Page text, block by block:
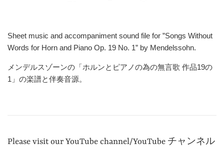
Sheet music and accompaniment sound file for ”Songs Without
Words for Horn and Piano Op. 19 No. 1” by Mendelssohn.
メンデルスゾーンの「ホルンとピアノの為の無言歌 作品19の
1 」の楽譜と伴奏音源。
Please visit our YouTube channel/YouTube チャンネル